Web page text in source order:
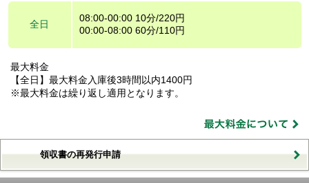
全日
08:00-00:00 10分/220円
00:00-08:00 60分/110円
最大料金
【全日】最大料金入庫後3時間以内1400円
※最大料金は繰り返し適用となります。
領収書の再発行申請